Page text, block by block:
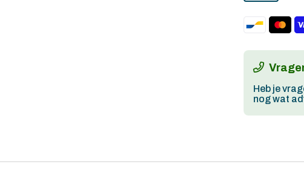
Heb je
nog wat